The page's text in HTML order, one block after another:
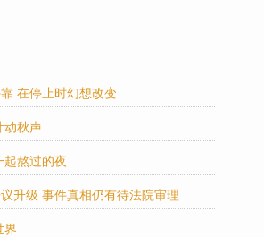
在停止时幻想改变
动秋声
起熬过的夜
升级 事件真相仍有待法院审理
界